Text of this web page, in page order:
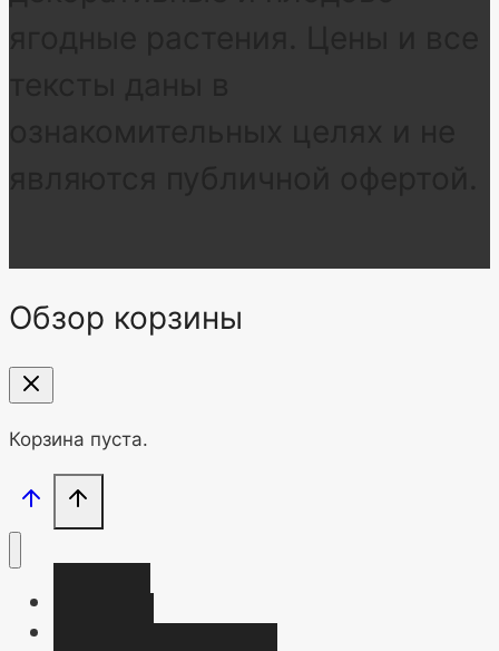
Обзор корзины
Корзина пуста.